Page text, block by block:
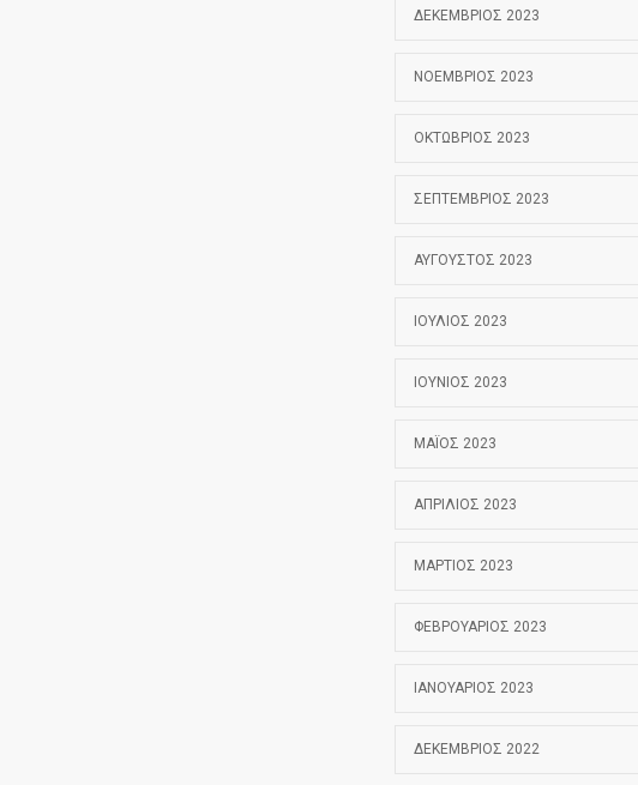
ΔΕΚΈΜΒΡΙΟΣ 2023
ΝΟΈΜΒΡΙΟΣ 2023
ΟΚΤΏΒΡΙΟΣ 2023
ΣΕΠΤΈΜΒΡΙΟΣ 2023
ΑΎΓΟΥΣΤΟΣ 2023
ΙΟΎΛΙΟΣ 2023
ΙΟΎΝΙΟΣ 2023
ΜΆΙΟΣ 2023
ΑΠΡΊΛΙΟΣ 2023
ΜΆΡΤΙΟΣ 2023
ΦΕΒΡΟΥΆΡΙΟΣ 2023
ΙΑΝΟΥΆΡΙΟΣ 2023
ΔΕΚΈΜΒΡΙΟΣ 2022